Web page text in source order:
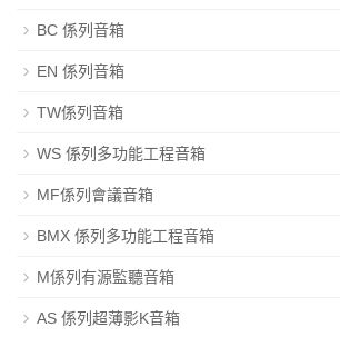
BC 係列音箱
EN 係列音箱
TW係列音箱
WS 係列多功能工程音箱
MF係列會議音箱
BMX 係列多功能工程音箱
M係列有源監聽音箱
AS 係列超薄影K音箱